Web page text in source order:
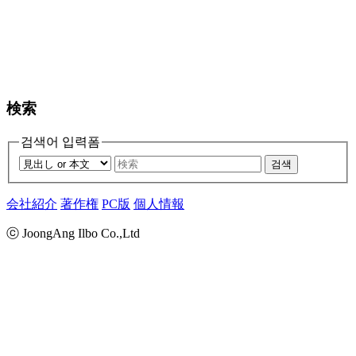
検索
검색어 입력폼
검색
会社紹介 著作権 PC版 個人情報
ⓒ JoongAng Ilbo Co.,Ltd